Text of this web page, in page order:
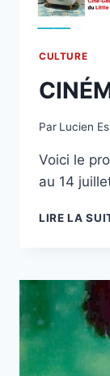
CULTURE
Par Lucien
Voici le
au 14
LIRE LA